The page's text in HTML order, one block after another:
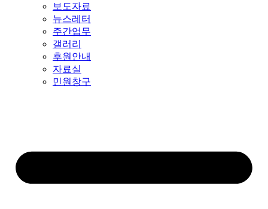
보도자료
뉴스레터
주간업무
갤러리
후원안내
자료실
민원창구